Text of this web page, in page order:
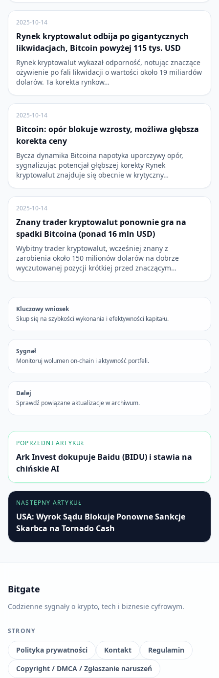
2025-10-14
Rynek kryptowalut odbija po gigantycznych
likwidacjach, Bitcoin powyżej 115 tys. USD
Rynek kryptowalut wykazał odporność, notując znaczące
ożywienie po fali likwidacji o wartości około 19 miliardów
dolarów. Ta korekta rynkow…
2025-10-14
Bitcoin: opór blokuje wzrosty, możliwa głębsza
korekta ceny
Bycza dynamika Bitcoina napotyka uporczywy opór,
sygnalizując potencjał głębszej korekty Rynek
kryptowalut znajduje się obecnie w krytyczny…
2025-10-14
Znany trader kryptowalut ponownie gra na
spadki Bitcoina (ponad 16 mln USD)
Wybitny trader kryptowalut, wcześniej znany z
zarobienia około 150 milionów dolarów na dobrze
wyczutowanej pozycji krótkiej przed znaczącym…
Kluczowy wniosek
Skup się na szybkości wykonania i efektywności kapitału.
Sygnał
Monitoruj wolumen on-chain i aktywność portfeli.
Dalej
Sprawdź powiązane aktualizacje w archiwum.
POPRZEDNI ARTYKUŁ
Ark Invest dokupuje Baidu (BIDU) i stawia na
chińskie AI
NASTĘPNY ARTYKUŁ
USA: Wyrok Sądu Blokuje Ponowne Sankcje
Skarbca na Tornado Cash
Bitgate
Codzienne sygnały o krypto, tech i biznesie cyfrowym.
STRONY
Polityka prywatności Kontakt
Regulamin
Copyright / DMCA / Zgłaszanie naruszeń